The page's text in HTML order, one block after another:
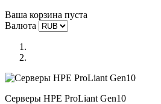
Ваша корзина пуста
Валюта
Серверы HPE ProLiant Gen10